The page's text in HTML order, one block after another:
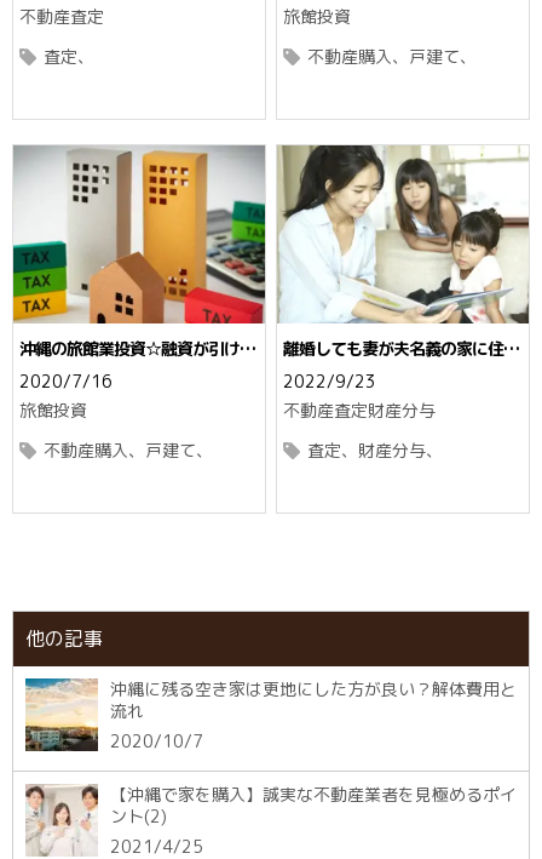
不動産査定
査定
旅館投資
不動産購入
戸建て
沖縄の旅館業投資☆融資が引ける
ローンと特徴
2020/7/16
旅館投資
不動産購入
戸建て
離婚しても妻が夫名義の家に住む
には？住宅ローンの有無で違うポ
イント
2022/9/23
不動産査定財産分与
査定
財産分与
他の記事
沖縄に残る空き家は更地にした方が良い？解体費用と
流れ
2020/10/7
【沖縄で家を購入】誠実な不動産業者を見極めるポイ
ント(2)
2021/4/25